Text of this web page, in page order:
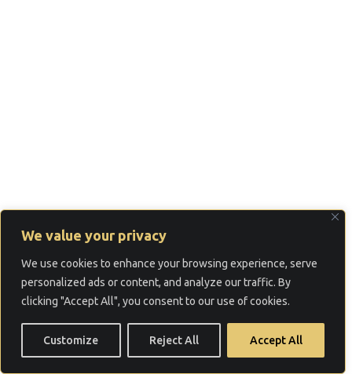
We value your privacy
We use cookies to enhance your browsing experience, serve
personalized ads or content, and analyze our traffic. By
clicking "Accept All", you consent to our use of cookies.
Customize Reject All Accept All